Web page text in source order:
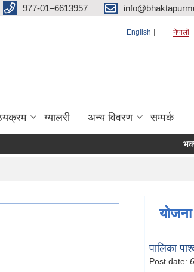
977-01–6613957
English नेपाली
ग्यालरी अन्य विवरण सम्पर्क
पालिका
Post date: